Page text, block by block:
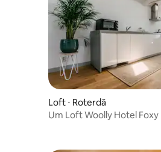
Loft ⋅ Roterdã
Um Loft Woolly Hotel Foxy